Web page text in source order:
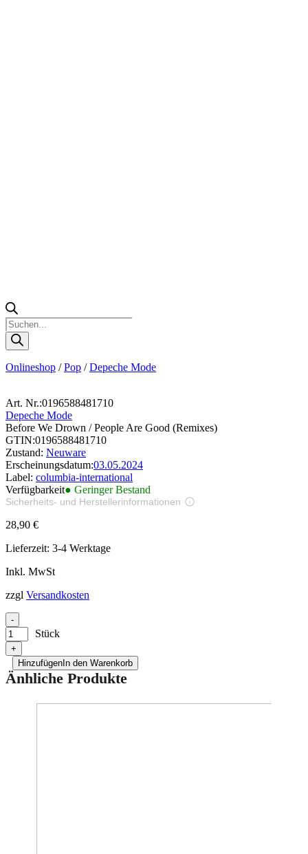
Products
search
Onlineshop /Pop /Depeche Mode
Art. Nr.:0196588481710
Depeche Mode
Before We Drown / People Are Good (Remixes)
GTIN:0196588481710
Zustand: Neuware
Erscheinungsdatum:03.05.2024
Label: columbia-international
Verfügbarkeit● Geringer Bestand
Sicherheits- und Herstellerinformationen
28,90 €
Lieferzeit: 3-4 Werktage
Inkl. MwSt
zzgl Versandkosten
-
Stück
+
HinzufügenIn den Warenkorb
Änhliche Produkte